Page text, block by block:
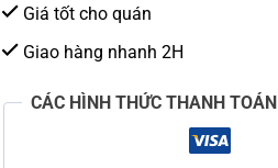
Giá tốt cho quán
Giao hàng nhanh 2H
CÁC HÌNH THỨC THANH TOÁN